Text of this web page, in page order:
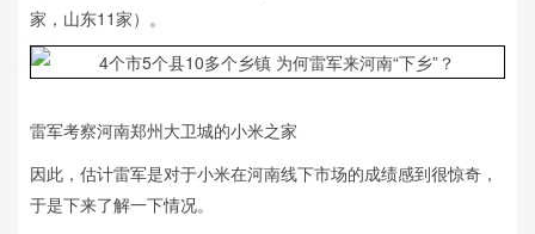
家，山东11家）。
雷军考察河南郑州大卫城的小米之家
因此，估计雷军是对于小米在河南线下市场的成绩感到很惊奇，
于是下来了解一下情况。